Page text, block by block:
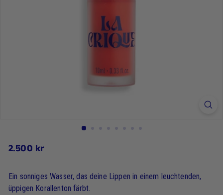
Regulärer
2.500 kr2.500
Ein sonniges Wasser, das deine Lippen in einem leuchtenden,
üppigen Korallenton färbt.